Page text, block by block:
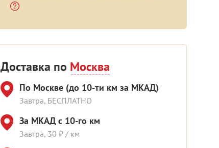
Доставка по Москва
По Москве (до 10-ти км за МКАД)
Завтра, БЕСПЛАТНО
За МКАД с 10-го км
Завтра, 30 ₽ / км